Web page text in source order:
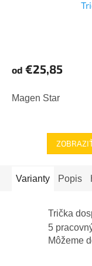
od €25,85
Magen Star
Varianty Popis
Trička
5
Môžeme